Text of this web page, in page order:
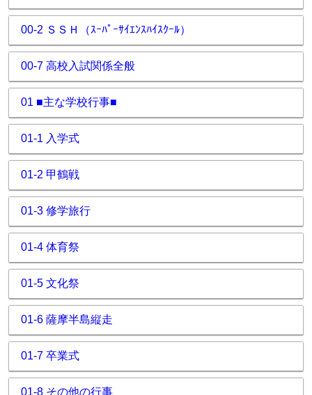
00-2 ＳＳＨ（ｽｰﾊﾟｰｻｲｴﾝｽﾊｲｽｸｰﾙ）
00-7 高校入試関係全般
01 ■主な学校行事■
01-1 入学式
01-2 甲鶴戦
01-3 修学旅行
01-4 体育祭
01-5 文化祭
01-6 薩摩半島縦走
01-7 卒業式
01-8 その他の行事